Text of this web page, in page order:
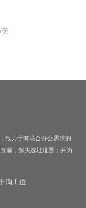
致力于有联合办公需求的
源，解决选址难题；并为
淘工位